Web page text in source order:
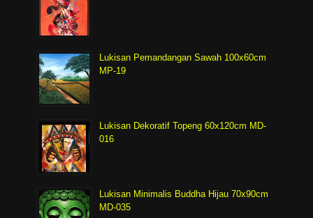
Lukisan Pemandangan Sawah 100x60cm
MP-19
Lukisan Dekoratif Topeng 60x120cm MD-
016
Lukisan Minimalis Buddha Hijau 70x90cm
MD-035